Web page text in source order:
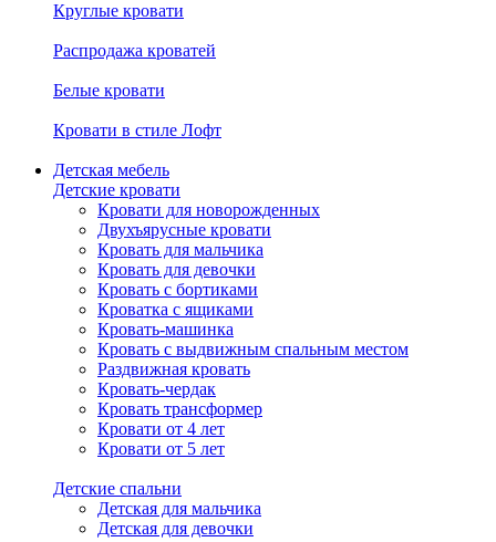
Круглые кровати
Распродажа кроватей
Белые кровати
Кровати в стиле Лофт
Детская мебель
Детские кровати
Кровати для новорожденных
Двухъярусные кровати
Кровать для мальчика
Кровать для девочки
Кровать с бортиками
Кроватка с ящиками
Кровать-машинка
Кровать с выдвижным спальным местом
Раздвижная кровать
Кровать-чердак
Кровать трансформер
Кровати от 4 лет
Кровати от 5 лет
Детские спальни
Детская для мальчика
Детская для девочки